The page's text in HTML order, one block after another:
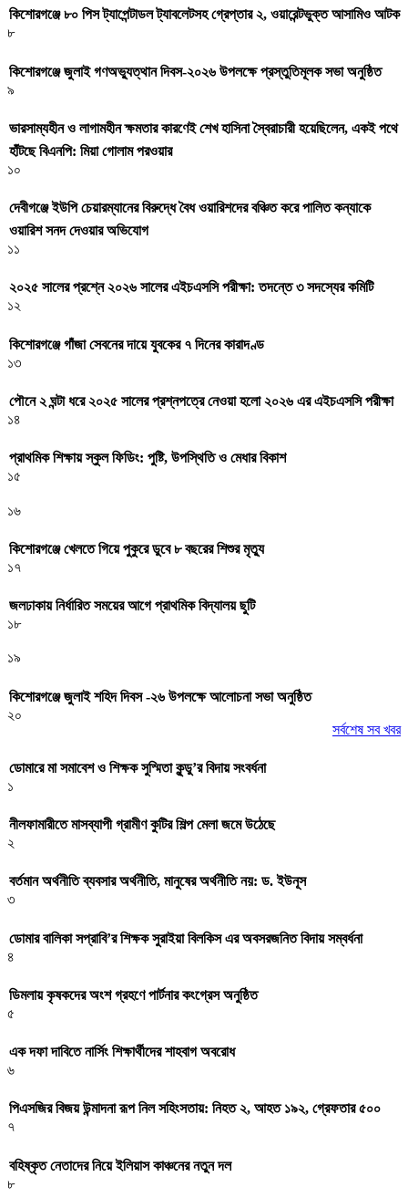
কিশোরগঞ্জে ৮০ পিস ট্যাপেন্টাডল ট্যাবলেটসহ গ্রেপ্তার ২, ওয়ারেন্টভুক্ত আসামিও আটক
৮
কিশোরগঞ্জে জুলাই গণঅভ্যুত্থান দিবস-২০২৬ উপলক্ষে প্রস্তুতিমূলক সভা অনুষ্ঠিত
৯
ভারসাম্যহীন ও লাগামহীন ক্ষমতার কারণেই শেখ হাসিনা স্বৈরাচারী হয়েছিলেন, একই পথে
হাঁটছে বিএনপি: মিয়া গোলাম পরওয়ার
১০
দেবীগঞ্জে ইউপি চেয়ারম্যানের বিরুদ্ধে বৈধ ওয়ারিশদের বঞ্চিত করে পালিত কন্যাকে
ওয়ারিশ সনদ দেওয়ার অভিযোগ
১১
২০২৫ সালের প্রশ্নে ২০২৬ সালের এইচএসসি পরীক্ষা: তদন্তে ৩ সদস্যের কমিটি
১২
কিশোরগঞ্জে গাঁজা সেবনের দায়ে যুবকের ৭ দিনের কারাদণ্ড
১৩
পৌনে ২ ঘন্টা ধরে ২০২৫ সালের প্রশ্নপত্রে নেওয়া হলো ২০২৬ এর এইচএসসি পরীক্ষা
১৪
প্রাথমিক শিক্ষায় স্কুল ফিডিং: পুষ্টি, উপস্থিতি ও মেধার বিকাশ
১৫
১৬
কিশোরগঞ্জে খেলতে গিয়ে পুকুরে ডুবে ৮ বছরের শিশুর মৃত্যু
১৭
জলঢাকায় নির্ধারিত সময়ের আগে প্রাথমিক বিদ্যালয় ছুটি
১৮
১৯
কিশোরগঞ্জে জুলাই শহিদ দিবস -২৬ উপলক্ষে আলোচনা সভা অনুষ্ঠিত
২০
সর্বশেষ সব খবর
ডোমারে মা সমাবেশ ও শিক্ষক সুস্মিতা কুন্ডু’র বিদায় সংবর্ধনা
১
নীলফামারীতে মাসব্যাপী গ্রামীণ কুটির শিল্প মেলা জমে উঠেছে
২
বর্তমান অর্থনীতি ব্যবসার অর্থনীতি, মানুষের অর্থনীতি নয়: ড. ইউনূস
৩
ডোমার বালিকা সপ্রাবি’র শিক্ষক সুরাইয়া বিলকিস এর অবসরজনিত বিদায় সম্বর্ধনা
৪
ডিমলায় কৃষকদের অংশ গ্রহণে পার্টনার কংগ্রেস অনুষ্ঠিত
৫
এক দফা দাবিতে নার্সিং শিক্ষার্থীদের শাহবাগ অবরোধ
৬
পিএসজির বিজয় উন্মাদনা রূপ নিল সহিংসতায়: নিহত ২, আহত ১৯২, গ্রেফতার ৫০০
৭
বহিষ্কৃত নেতাদের নিয়ে ইলিয়াস কাঞ্চনের নতুন দল
৮